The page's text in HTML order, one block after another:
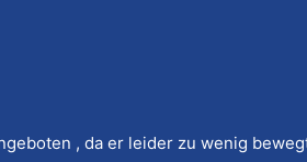
, da er leider zu wenig